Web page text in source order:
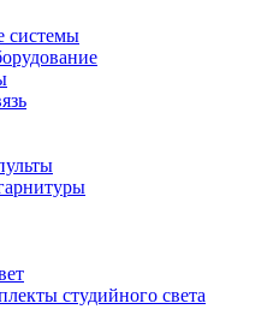
системы
студийного света